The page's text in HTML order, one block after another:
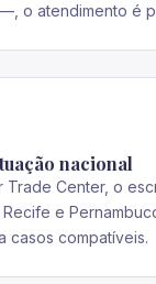
o atendimento é
nacional
Trade Center, o
e
casos compatíveis.